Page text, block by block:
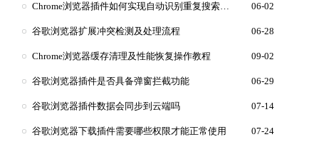
06-02
谷歌浏览器扩展冲突检测及处理流程 06-28
Chrome浏览器缓存清理及性能恢复操作教程 09-02
谷歌浏览器插件是否具备弹窗拦截功能 06-29
谷歌浏览器插件数据会同步到云端吗 07-14
谷歌浏览器下载插件需要哪些权限才能正常使用 07-24